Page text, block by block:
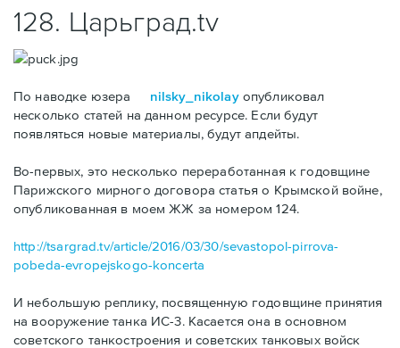
128. Царьград.tv
По наводке юзера nilsky_nikolayопубликовал
несколько статей на данном ресурсе. Если будут
появляться новые материалы, будут апдейты.
Во-первых, это несколько переработанная к годовщине
Парижского мирного договора статья о Крымской войне,
опубликованная в моем ЖЖ за номером 124.
http://tsargrad.tv/article/2016/03/30/sevastopol-pirrova-
pobeda-evropejskogo-koncerta
И небольшую реплику, посвященную годовщине принятия
на вооружение танка ИС-3. Касается она в основном
советского танкостроения и советских танковых войск